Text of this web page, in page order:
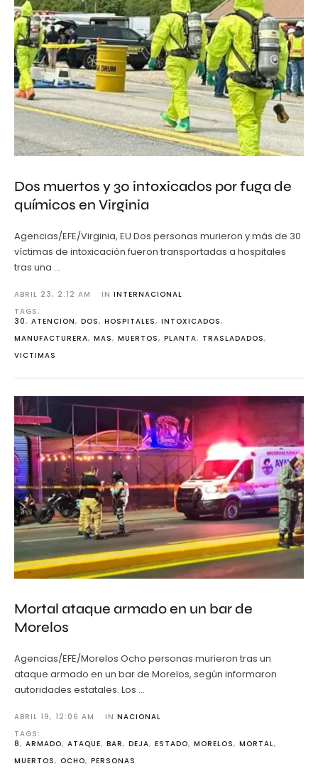
Dos muertos y 30 intoxicados por fuga de
químicos en Virginia
Agencias/EFE/Virginia, EU Dos personas murieron y más de 30
víctimas de intoxicación fueron transportadas a hospitales
tras una …
ABRIL 23, 2:12 AM IN INTERNACIONAL
TAGS:
30, ATENCION, DOS, HOSPITALES, INTOXICADOS,
MANUFACTURERA, MAS, MUERTOS, PLANTA, TRASLADADOS,
VICTIMAS
Mortal ataque armado en un bar de
Morelos
Agencias/EFE/Morelos Ocho personas murieron tras un
ataque armado en un bar de Morelos, según informaron
autoridades estatales. Los …
ABRIL 19, 12:06 AM IN NACIONAL
TAGS:
8, ARMADO, ATAQUE, BAR, DEJA, ESTADO, MORELOS, MORTAL,
MUERTOS, OCHO, PERSONAS